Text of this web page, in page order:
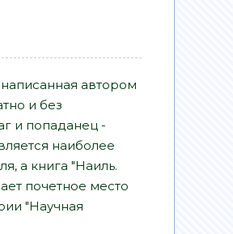
написанная автором
и без
и попаданец -
наиболее
а книга "Наиль.
почетное место
"Научная